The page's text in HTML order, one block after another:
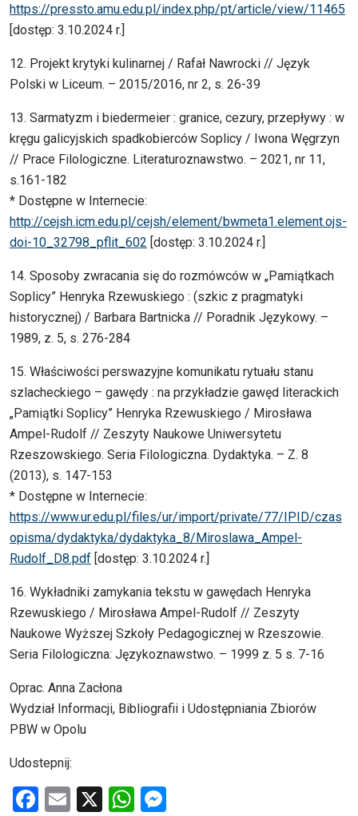
https://pressto.amu.edu.pl/index.php/pt/article/view/11465
[dostęp: 3.10.2024 r.]
12. Projekt krytyki kulinarnej / Rafał Nawrocki // Język
Polski w Liceum. – 2015/2016, nr 2, s. 26-39
13. Sarmatyzm i biedermeier : granice, cezury, przepływy : w
kręgu galicyjskich spadkobierców Soplicy / Iwona Węgrzyn
// Prace Filologiczne. Literaturoznawstwo. – 2021, nr 11,
s.161-182
* Dostępne w Internecie:
http://cejsh.icm.edu.pl/cejsh/element/bwmeta1.element.ojs-
doi-10_32798_pflit_602 [dostęp: 3.10.2024 r.]
14. Sposoby zwracania się do rozmówców w „Pamiątkach
Soplicy” Henryka Rzewuskiego : (szkic z pragmatyki
historycznej) / Barbara Bartnicka // Poradnik Językowy. –
1989, z. 5, s. 276-284
15. Właściwości perswazyjne komunikatu rytuału stanu
szlacheckiego – gawędy : na przykładzie gawęd literackich
„Pamiątki Soplicy” Henryka Rzewuskiego / Mirosława
Ampel-Rudolf // Zeszyty Naukowe Uniwersytetu
Rzeszowskiego. Seria Filologiczna. Dydaktyka. – Z. 8
(2013), s. 147-153
* Dostępne w Internecie:
https://www.ur.edu.pl/files/ur/import/private/77/IPID/czas
opisma/dydaktyka/dydaktyka_8/Miroslawa_Ampel-
Rudolf_D8.pdf [dostęp: 3.10.2024 r.]
16. Wykładniki zamykania tekstu w gawędach Henryka
Rzewuskiego / Mirosława Ampel-Rudolf // Zeszyty
Naukowe Wyższej Szkoły Pedagogicznej w Rzeszowie.
Seria Filologiczna: Językoznawstwo. – 1999 z. 5 s. 7-16
Oprac. Anna Zacłona
Wydział Informacji, Bibliografii i Udostępniania Zbiorów
PBW w Opolu
Udostepnij:
F
E
X
W